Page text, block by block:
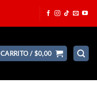
CARRITO /$0,00